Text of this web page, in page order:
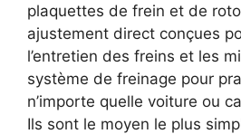
plaquettes de frein et de
ajustement direct conçues
l’entretien des freins et les
système de freinage pour
n’importe quelle voiture ou
Ils sont le moyen le plus